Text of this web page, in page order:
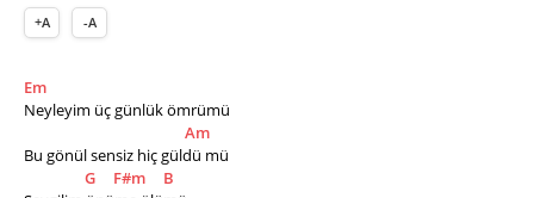
+A -A
Em
Neyleyim üç günlük ömrümü
Am
Bu gönül sensiz hiç güldü mü
G
F#m
B